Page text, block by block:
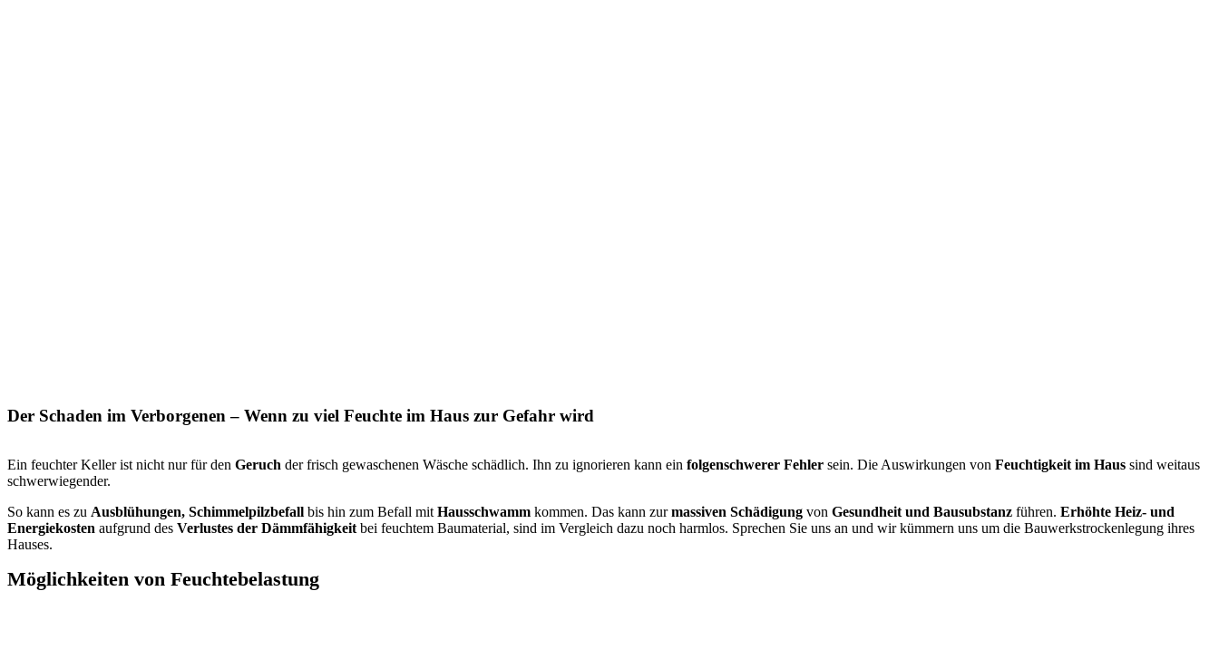
Der Schaden im Verborgenen – Wenn zu viel Feuchte im Haus zur Gefahr wird
Ein feuchter Keller ist nicht nur für den Geruch der frisch gewaschenen Wäsche schädlich. Ihn zu ignorieren kann ein folgenschwerer Fehler sein. Die Auswirkungen von Feuchtigkeit im Haus sind weitaus
schwerwiegender.
So kann es zu Ausblühungen, Schimmelpilzbefall bis hin zum Befall mit Hausschwamm kommen. Das kann zurmassiven Schädigung von Gesundheit und Bausubstanz führen. Erhöhte Heiz- und
Energiekosten aufgrund des Verlustes der Dämmfähigkeit bei feuchtem Baumaterial, sind im Vergleich dazu noch harmlos. Sprechen Sie uns an und wir kümmern uns um die Bauwerkstrockenlegung ihres
Hauses.
Möglichkeiten von Feuchtebelastung